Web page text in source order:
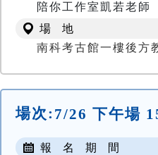
陪你工作室凱若老師
場 地
南科考古館一樓後方
場次: 7/26 下午場
報 名 期 間